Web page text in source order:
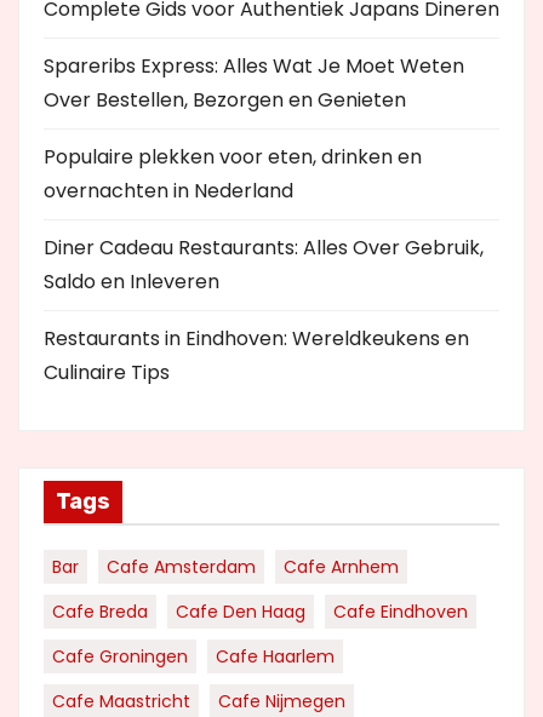
Complete Gids voor Authentiek Japans Dineren
Spareribs Express: Alles Wat Je Moet Weten
Over Bestellen, Bezorgen en Genieten
Populaire plekken voor eten, drinken en
overnachten in Nederland
Diner Cadeau Restaurants: Alles Over Gebruik,
Saldo en Inleveren
Restaurants in Eindhoven: Wereldkeukens en
Culinaire Tips
Tags
Bar Cafe Amsterdam
Cafe Arnhem
Cafe Breda
Cafe Den Haag
Cafe Eindhoven
Cafe Groningen
Cafe Haarlem
Cafe Maastricht
Cafe Nijmegen